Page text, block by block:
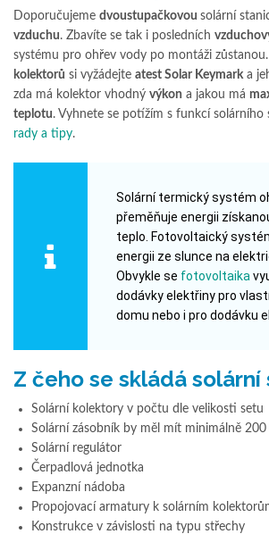
Doporučujeme dvoustupačkovou solární
vzduchu. Zbavíte se tak i posledních
systému pro ohřev vody po montáži
kolektorů si vyžádejte atest Solar Keymark a
zda má kolektor vhodný výkon a jakou má
teplotu. Vyhnete se potížím s funkcí solárního
rady a tipy.
Solární termický systém
přeměňuje energii
teplo. Fotovoltaický
energii ze slunce na
Obvykle se fotovoltaika
dodávky elektřiny pro
domu nebo i pro dodávku
Z čeho se skládá solární
Solární kolektory v počtu dle velikosti setu
Solární zásobník by měl mít minimálně 200
Solární regulátor
Čerpadlová jednotka
Expanzní nádoba
Propojovací armatury k solárním
Konstrukce v závislosti na typu střechy